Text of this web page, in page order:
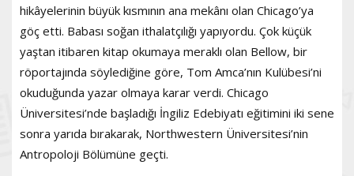
hikâyelerinin büyük kısmının ana mekânı olan Chicago’ya
göç etti. Babası soğan ithalatçılığı yapıyordu. Çok küçük
yaştan itibaren kitap okumaya meraklı olan Bellow, bir
röportajında söylediğine göre, Tom Amca’nın Kulübesi’ni
okuduğunda yazar olmaya karar verdi. Chicago
Üniversitesi’nde başladığı İngiliz Edebiyatı eğitimini iki sene
sonra yarıda bırakarak, Northwestern Üniversitesi’nin
Antropoloji Bölümüne geçti.